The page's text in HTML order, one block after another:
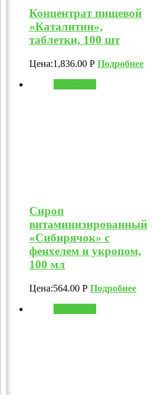
Концентрат пищевой
«Каталитин»,
таблетки, 100 шт
Цена:1,836.00 Р Подробнее
Сироп
витаминизированный
«Сибирячок» с
фенхелем и укропом,
100 мл
Цена:564.00 Р Подробнее